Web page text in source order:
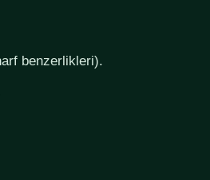
benzerlikleri).